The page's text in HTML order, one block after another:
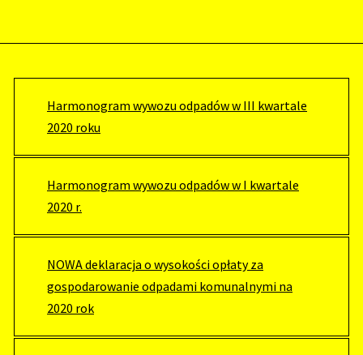
Harmonogram wywozu odpadów w III kwartale
2020 roku
Harmonogram wywozu odpadów w I kwartale
2020 r.
NOWA deklaracja o wysokości opłaty za
gospodarowanie odpadami komunalnymi na
2020 rok